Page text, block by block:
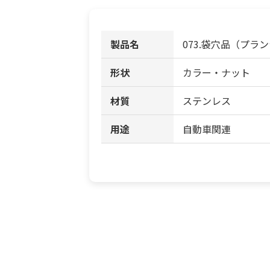
製品名
073.袋穴品（プラ
形状
カラー・ナット
材質
ステンレス
用途
自動車関連